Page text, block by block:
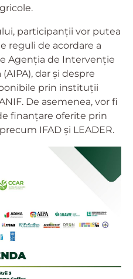
participanții vor putea
reguli de acordare a
Agenția de Intervenție
dar și despre
prin instituții
De asemenea, vor fi
finanțare oferite prin
IFAD și LEADER.